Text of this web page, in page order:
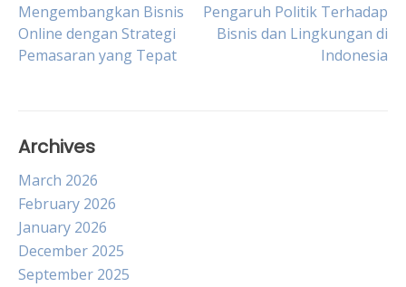
Post
navigation
Mengembangkan Bisnis
Online dengan Strategi
Pemasaran yang Tepat
Pengaruh Politik Terhadap
Bisnis dan Lingkungan di
Indonesia
Archives
March 2026
February 2026
January 2026
December 2025
September 2025